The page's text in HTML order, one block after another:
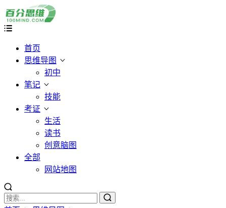
首页
思维导图
初中
笔记
技能
考证
生活
读书
创意脑图
全部
网站地图